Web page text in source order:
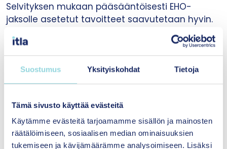
Suostumus Yksityiskohdat Tietoja
Tämä sivusto käyttää evästeitä
Käytämme evästeitä tarjoamamme sisällön ja mainosten
räätälöimiseen, sosiaalisen median ominaisuuksien
tukemiseen ja kävijämäärämme analysoimiseen. Lisäksi
Selvityksen mukaan pääsääntöisesti EHO-
jaksolle asetetut tavoitteet saavutetaan hyvin.
EHO-jaksojen ongelmaksi tunnistetaan kuitenkin
vaikutusten pysyvyys. Ongelmien juurisyihin ei
EHO-jaksoilla juuri voida vaikuttaa. EHO-jaksolla
saadaan nuorelle esimerkiksi pidempiaikainen
päihteetön jakso, mutta itse päihdeongelmaa
rajapintoja erityisesti mielenterveys- ja
päihdepalveluihin tulisi kehittää aiempaa
yhtenäisemmiksi.